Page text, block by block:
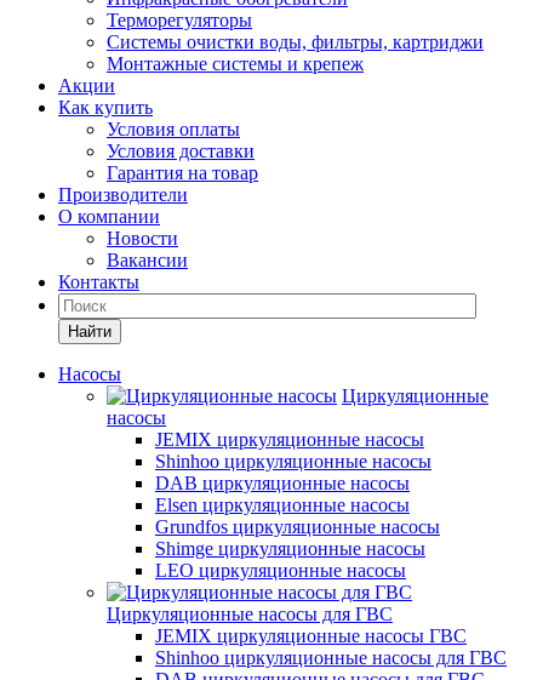
Терморегуляторы
Системы очистки воды, фильтры, картриджи
Монтажные системы и крепеж
Акции
Как купить
Условия оплаты
Условия доставки
Гарантия на товар
Производители
О компании
Новости
Вакансии
Контакты
Найти
Насосы
Циркуляционные
насосы
JEMIX циркуляционные насосы
Shinhoo циркуляционные насосы
DAB циркуляционные насосы
Elsen циркуляционные насосы
Grundfos циркуляционные насосы
Shimge циркуляционные насосы
LEO циркуляционные насосы
Циркуляционные насосы для ГВС
JEMIX циркуляционные насосы ГВС
Shinhoo циркуляционные насосы для ГВС